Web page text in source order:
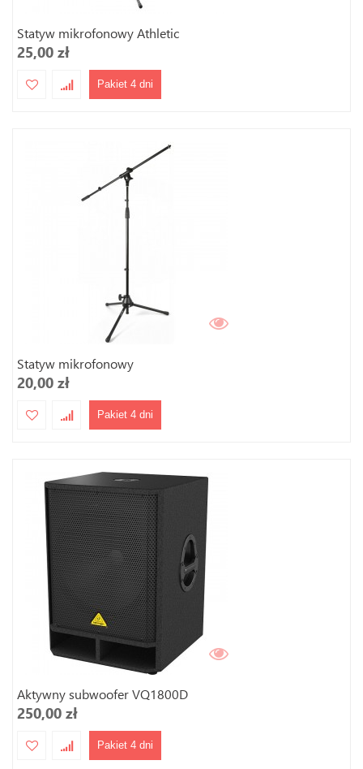
Statyw mikrofonowy Athletic
25,00 zł
Pakiet 4 dni
Statyw mikrofonowy
20,00 zł
Pakiet 4 dni
Aktywny subwoofer VQ1800D
250,00 zł
Pakiet 4 dni